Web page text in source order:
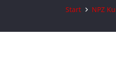
Start NPZ